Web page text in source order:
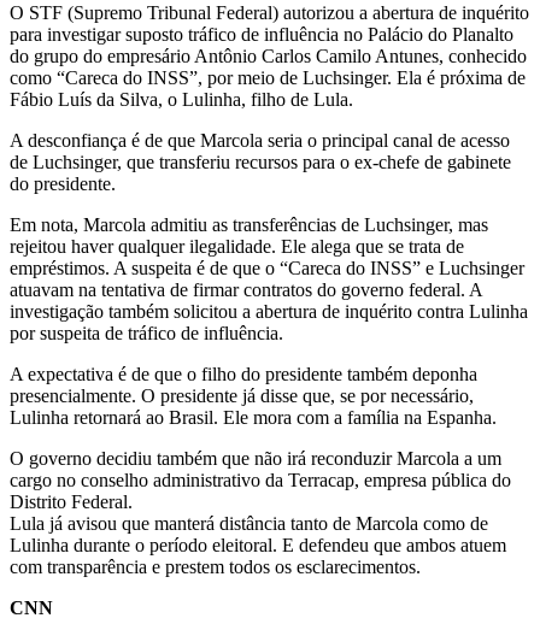
O STF (Supremo Tribunal Federal) autorizou a abertura de inquérito
para investigar suposto tráfico de influência no Palácio do Planalto
do grupo do empresário Antônio Carlos Camilo Antunes, conhecido
como “Careca do INSS”, por meio de Luchsinger. Ela é próxima de
Fábio Luís da Silva, o Lulinha, filho de Lula.
A desconfiança é de que Marcola seria o principal canal de acesso
de Luchsinger, que transferiu recursos para o ex-chefe de gabinete
do presidente.
Em nota, Marcola admitiu as transferências de Luchsinger, mas
rejeitou haver qualquer ilegalidade. Ele alega que se trata de
empréstimos. A suspeita é de que o “Careca do INSS” e Luchsinger
atuavam na tentativa de firmar contratos do governo federal. A
investigação também solicitou a abertura de inquérito contra Lulinha
por suspeita de tráfico de influência.
A expectativa é de que o filho do presidente também deponha
presencialmente. O presidente já disse que, se por necessário,
Lulinha retornará ao Brasil. Ele mora com a família na Espanha.
O governo decidiu também que não irá reconduzir Marcola a um
cargo no conselho administrativo da Terracap, empresa pública do
Distrito Federal.
Lula já avisou que manterá distância tanto de Marcola como de
Lulinha durante o período eleitoral. E defendeu que ambos atuem
com transparência e prestem todos os esclarecimentos.
CNN